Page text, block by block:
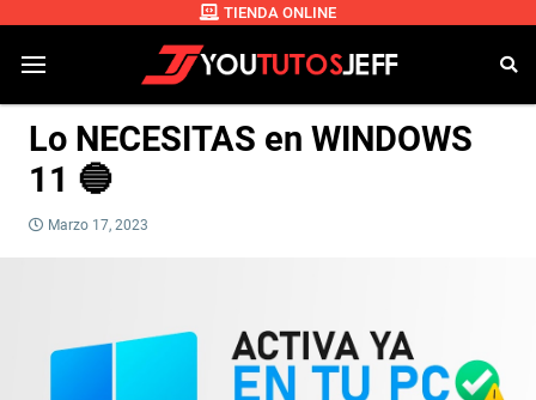
TIENDA ONLINE
Lo NECESITAS en WINDOWS
11 🔵
Marzo 17, 2023